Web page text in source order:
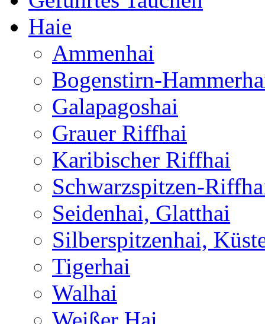
Haie
Ammenhai
Bogenstirn-
Galapagoshai
Grauer Riffhai
Karibischer Riffhai
Schwarzspitzen-
Seidenhai, Glatthai
Silberspitzenhai,
Tigerhai
Walhai